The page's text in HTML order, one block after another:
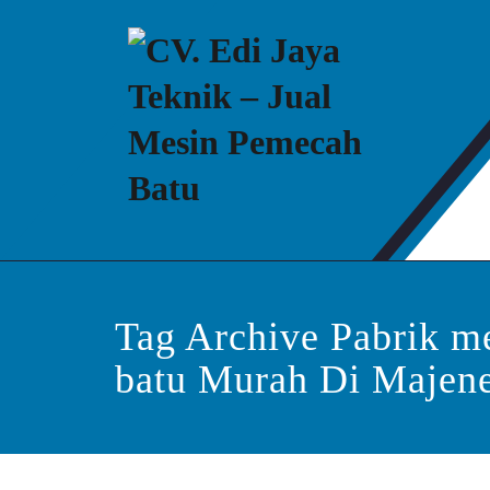
CV. Edi Jaya Teknik –
Mesin Pemecah Batu Murah Berkualitas!
Tag Archive Pabrik
batu Murah Di